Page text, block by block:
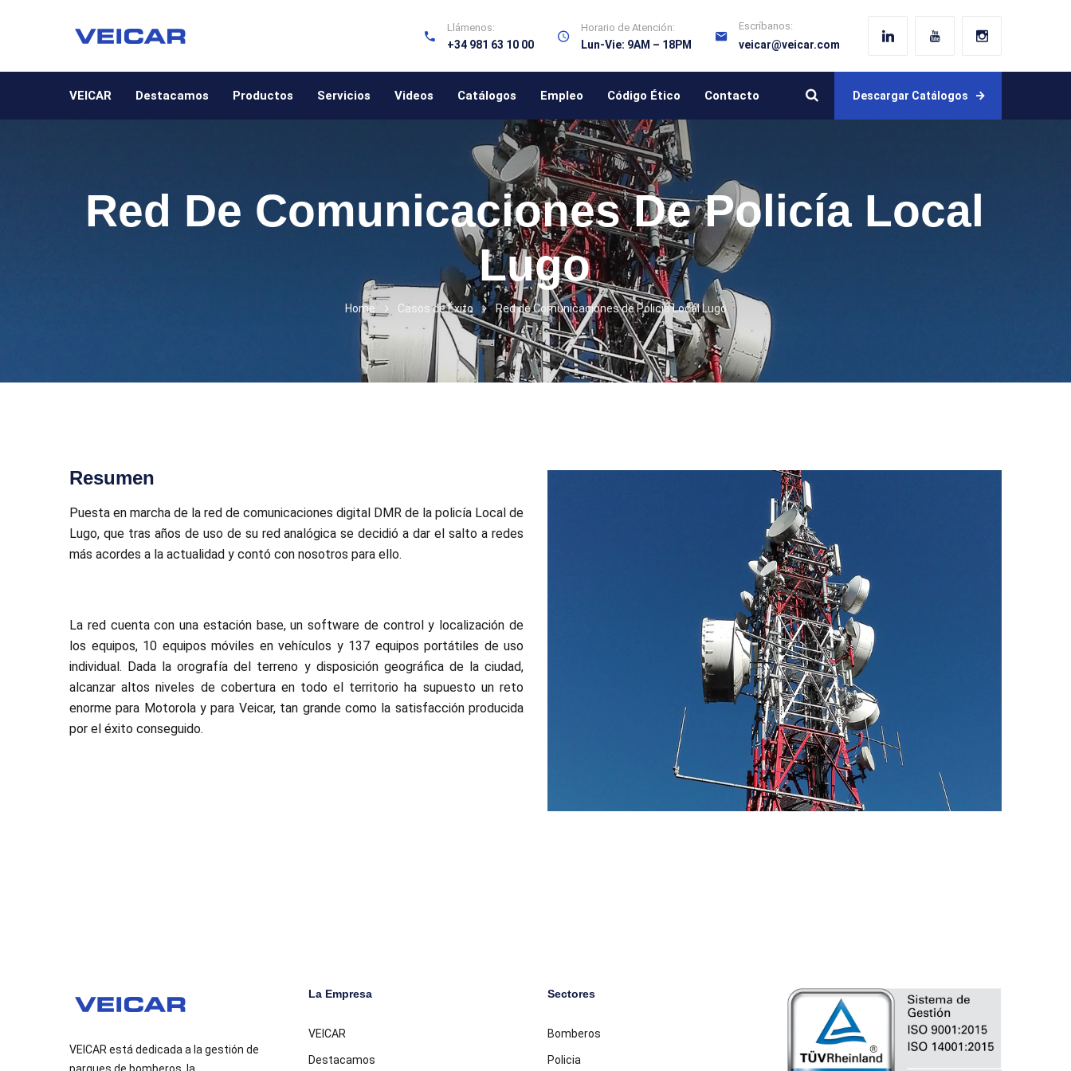
Llámenos:
+34 981 63 10 00
Horario de Atención:
Lun-Vie: 9AM – 18PM
Escríbanos:
veicar@veicar.com
VEICAR Destacamos Productos Servicios Videos Catálogos Empleo Código Ético Contacto Descargar Catálogos
Red De Comunicaciones De Policía Local
Lugo
Home Casos de Éxito Red de Comunicaciones de Policía Local Lugo
Resumen
Puesta en marcha de la red de comunicaciones digital DMR de la policía Local de
Lugo, que tras años de uso de su red analógica se decidió a dar el salto a redes
más acordes a la actualidad y contó con nosotros para ello.
La red cuenta con una estación base, un software de control y localización de
los equipos, 10 equipos móviles en vehículos y 137 equipos portátiles de uso
individual. Dada la orografía del terreno y disposición geográfica de la ciudad,
alcanzar altos niveles de cobertura en todo el territorio ha supuesto un reto
enorme para Motorola y para Veicar, tan grande como la satisfacción producida
por el éxito conseguido.
VEICAR está dedicada a la gestión de
parques de bomberos, la
La Empresa
VEICAR
Destacamos
Sectores
Bomberos
Policia